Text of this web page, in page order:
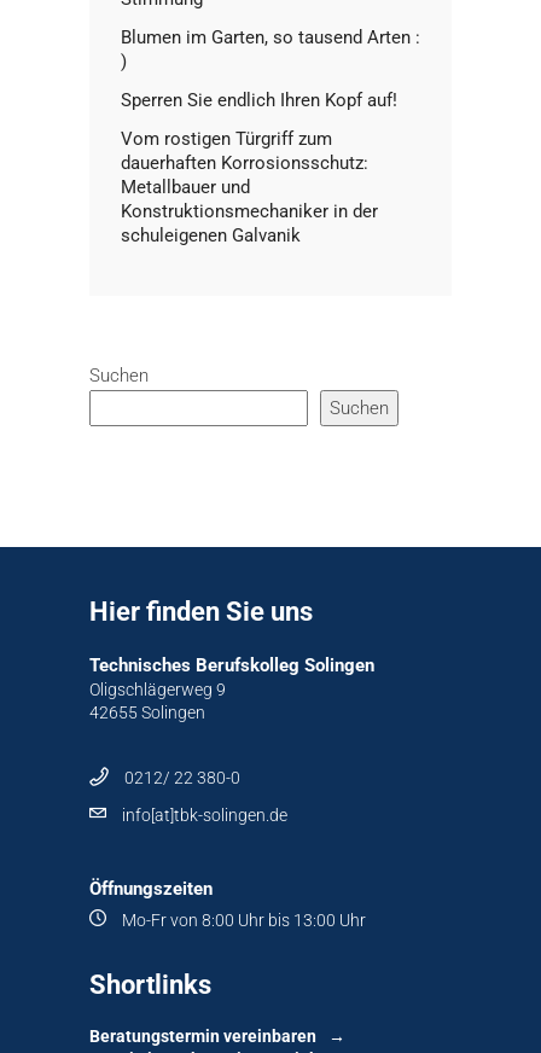
Blumen im Garten, so tausend Arten :
)
Sperren Sie endlich Ihren Kopf auf!
Vom rostigen Türgriff zum
dauerhaften Korrosionsschutz:
Metallbauer und
Konstruktionsmechaniker in der
schuleigenen Galvanik
Suchen
Suchen
Hier finden Sie uns
Technisches Berufskolleg Solingen
Oligschlägerweg 9
42655 Solingen
0212/ 22 380-0
info[at]tbk-solingen.de
Öffnungszeiten
Mo-Fr von 8:00 Uhr bis 13:00 Uhr
Shortlinks
Beratungstermin vereinbaren